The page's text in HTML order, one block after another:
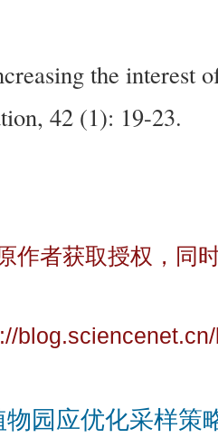
the interest
42 (1): 19-23.
作者获取授权，同
物园应优化采样策